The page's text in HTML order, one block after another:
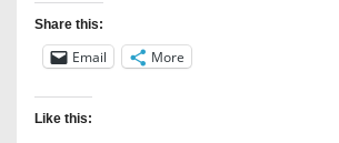
Share this:
Email More
Like this: